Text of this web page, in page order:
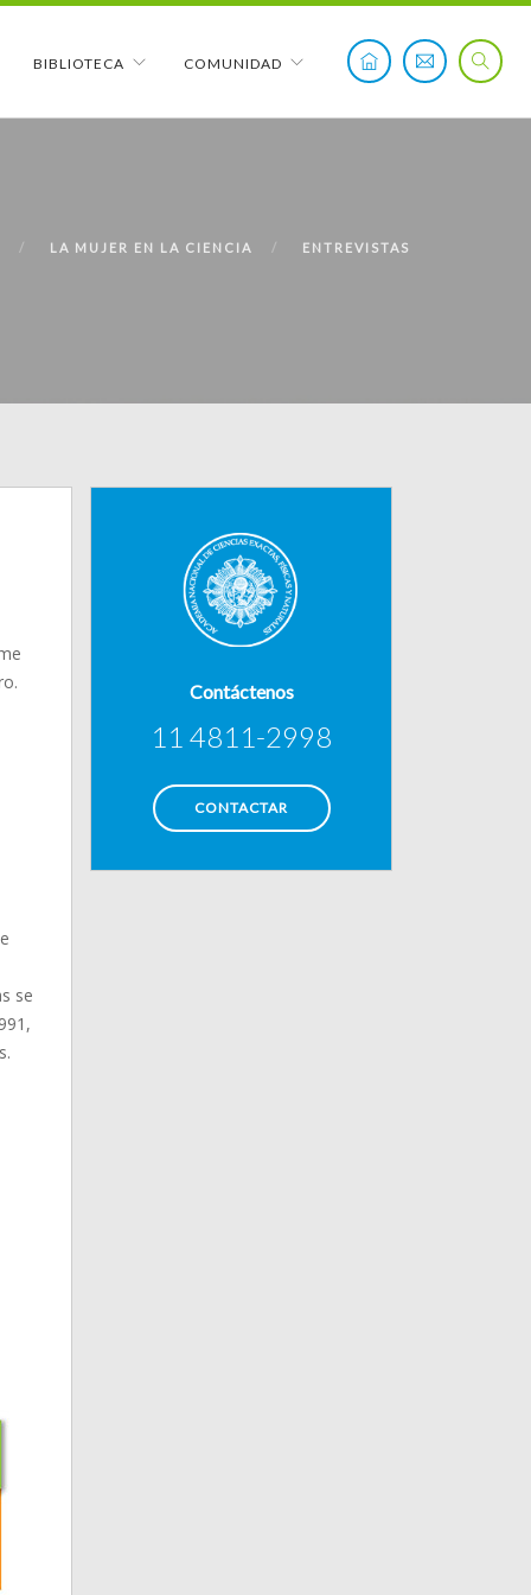
BIBLIOTECA COMUNIDAD
LA MUJER EN LA CIENCIA ENTREVISTAS
se
Contáctenos
11 4811-2998
CONTACTAR